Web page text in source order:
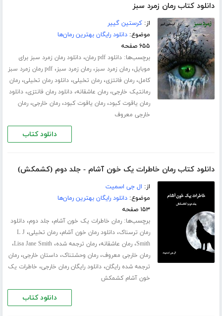
دانلود کتاب رمان زمرد سبز
از:کرستین گییر
موضوع:دانلود رایگان بهترین رمان‌ها
۶۵۵ صفحه
برچسب‌ها:دانلود pdf رمان ،دانلود رمان زمرد سبز برای
موبایل،رمان زمرد سبز،رمان زمرد سبز،
pdf رمان زمرد سبز
کامل،رمان فانتزی،رمان تخیلی،دانلود رمان تخیلی،رمان
رمانتیک خارجی،رمان عاشقانه،دانلود رمان فانتزی،دانلود
رمان یاقوت کبود،رمان یاقوت کبود،رمان خارجی،رمان
خارجی معروف
دانلود کتاب
دانلود کتاب رمان خاطرات یک خون آشام - جلد دوم (کشمکش)
از: ال جی اسمیت
موضوع:دانلود رایگان بهترین رمان‌ها
۱۵۳ صفحه
برچسب‌ها:رمان خاطرات یک خون آشام، جلد دوم،دانلود
رمان ترسناک،دانلود رمان خون آشام،رمان تخیلی، L J
Smith،رمان عاشقانه،رمان ترجمه شده،Lisa Jane Smith،
رمان خارجی معروف،رمان وحشتناک،داستان خارجی،رمان
ترجمه شده رایگان،دانلود رایگان رمان خارجی، خاطرات یک
خون آشام کشمکش
دانلود کتاب